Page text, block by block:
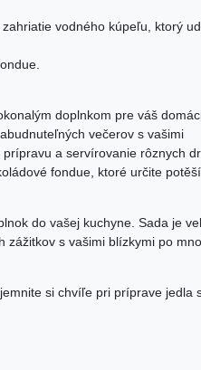
vodného kúpeľu, ktorý
doplnkom pre váš
večerov s vašimi
a servírovanie rôznych
fondue, ktoré určite potěší
do vašej kuchyne. Sada je
zážitkov s vašimi blízkymi po
si chvíľe pri príprave jedla